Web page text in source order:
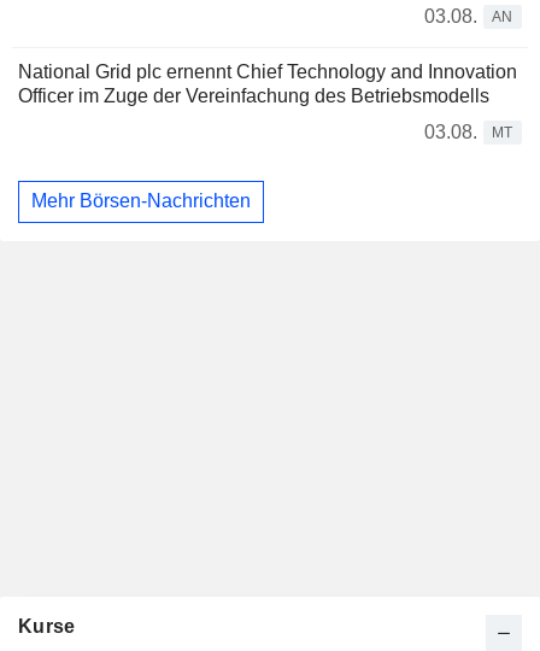
03.08.
AN
National Grid plc ernennt Chief Technology and Innovation
Officer im Zuge der Vereinfachung des Betriebsmodells
03.08.
MT
Mehr Börsen-Nachrichten
Kurse